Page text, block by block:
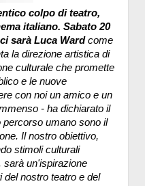
colpo di teatro,
italiano. Sabato 20
sarà Luca Wardcome
la direzione artistica di
culturale che promette
e le nuove
con noi un amico e un
- ha dichiarato il
umano sono il
Il nostro obiettivo,
stimoli culturali
sarà un'ispirazione
del nostro teatro e del